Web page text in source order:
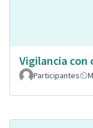
Vigilancia con
Participantes